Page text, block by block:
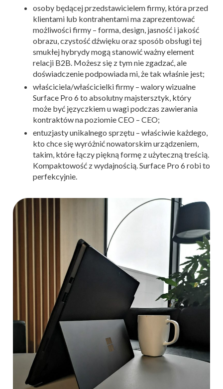
osoby będącej przedstawicielem firmy, która przed
klientami lub kontrahentami ma zaprezentować
możliwości firmy – forma, design, jasność i jakość
obrazu, czystość dźwięku oraz sposób obsługi tej
smukłej hybrydy mogą stanowić ważny element
relacji B2B. Możesz się z tym nie zgadzać, ale
doświadczenie podpowiada mi, że tak właśnie jest;
właściciela/właścicielki firmy – walory wizualne
Surface Pro 6 to absolutny majstersztyk, który
może być języczkiem u wagi podczas zawierania
kontraktów na poziomie CEO – CEO;
entuzjasty unikalnego sprzętu – właściwie każdego,
kto chce się wyróżnić nowatorskim urządzeniem,
takim, które łączy piękną formę z użyteczną treścią.
Kompaktowość z wydajnością. Surface Pro 6 robi to
perfekcyjnie.